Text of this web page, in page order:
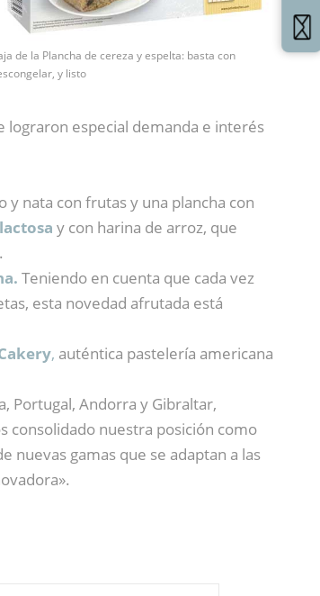
de la Plancha de cereza y espelta: basta con
y listo
lograron especial demanda e interés
y nata con frutas y una plancha con
y con harina de arroz, que
Teniendo en cuenta que cada vez
esta novedad afrutada está
, auténtica pastelería americana
Portugal, Andorra y Gibraltar,
consolidado nuestra posición como
nuevas gamas que se adaptan a las